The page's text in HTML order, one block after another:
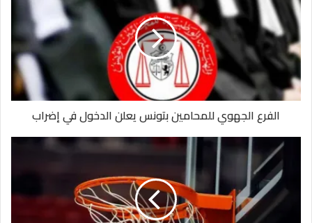
الفرع الجهوي للمحامين بتونس يعلن الدخول في إضراب